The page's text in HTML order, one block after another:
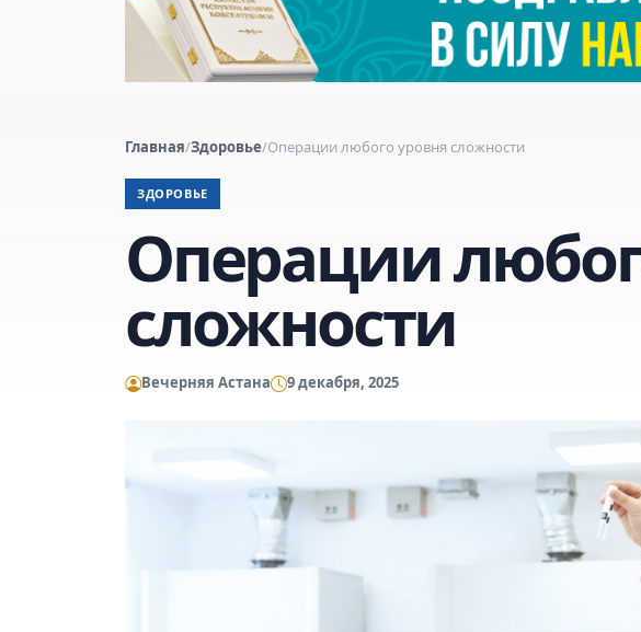
Главная/Здоровье/Операции любого уровня сложности
ЗДОРОВЬЕ
Операции
сложности
Вечерняя Астана 9 декабря, 2025